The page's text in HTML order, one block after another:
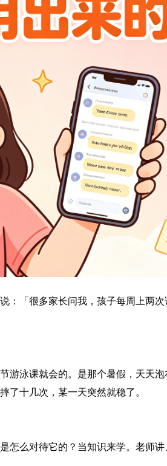
：「很多家长问我，孩子每周上
泳课就会的。是那个暑假，天天泡
十几次，某一天突然就稳了。
么对待它的？当知识来学。老师